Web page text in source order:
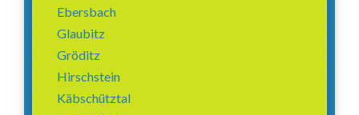
Ebersbach
Glaubitz
Gröditz
Hirschstein
Käbschütztal